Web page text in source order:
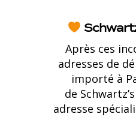
Après ces
adresses de
importé à
de
adresse